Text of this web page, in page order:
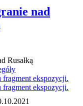
nad
Rusałką